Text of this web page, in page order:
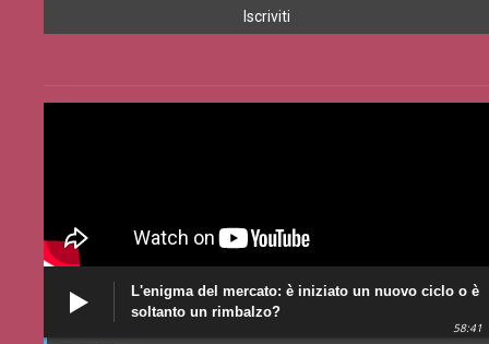
L'enigma del mercato: è iniziato un nuovo ciclo o è
soltanto un rimbalzo?
58:41